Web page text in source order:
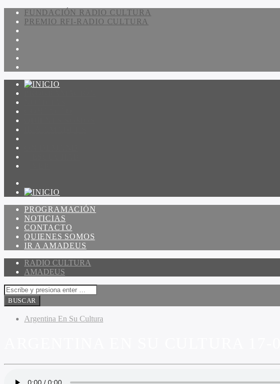
FUNDACIÓN RADIO CULTURA
PREMIO RFI-RADIO CULTURA
PROGRAMACIÓN
NOTICIAS
CONTACTO
QUIENES SOMOS
IR A AMADEUS
RADIO CULTURA
AMADEUS
Argentina En Su Cultura